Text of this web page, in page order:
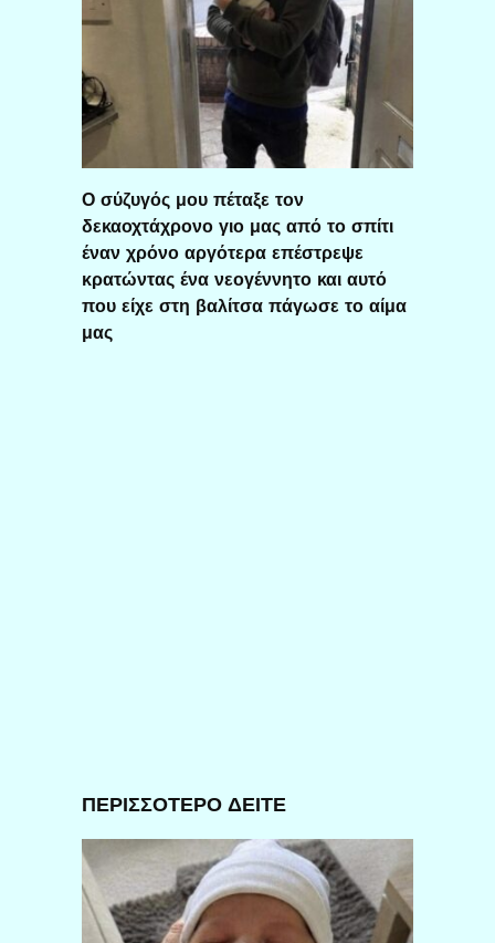
Ο σύζυγός μου πέταξε τον
δεκαοχτάχρονο γιο μας από το σπίτι
έναν χρόνο αργότερα επέστρεψε
κρατώντας ένα νεογέννητο και αυτό
που είχε στη βαλίτσα πάγωσε το αίμα
μας
ΠΕΡΙΣΣΟΤΕΡΟ ΔΕΙΤΕ